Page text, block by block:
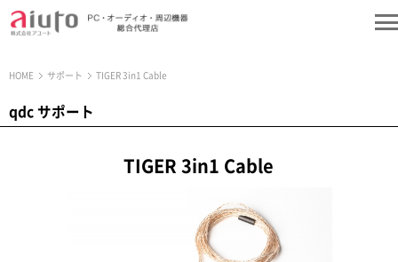
HOME サポート TIGER 3in1 Cable
qdc サポート
TIGER 3in1 Cable